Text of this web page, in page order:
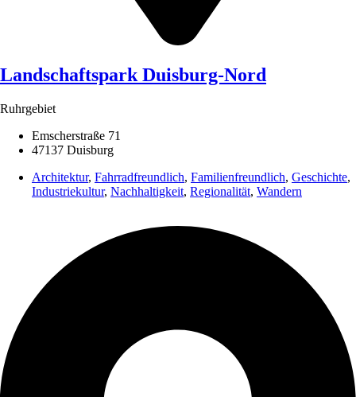
Landschaftspark Duisburg-Nord
Ruhrgebiet
Emscherstraße 71
47137 Duisburg
Architektur, Fahrradfreundlich, Familienfreundlich, Geschichte,
Industriekultur, Nachhaltigkeit, Regionalität, Wandern